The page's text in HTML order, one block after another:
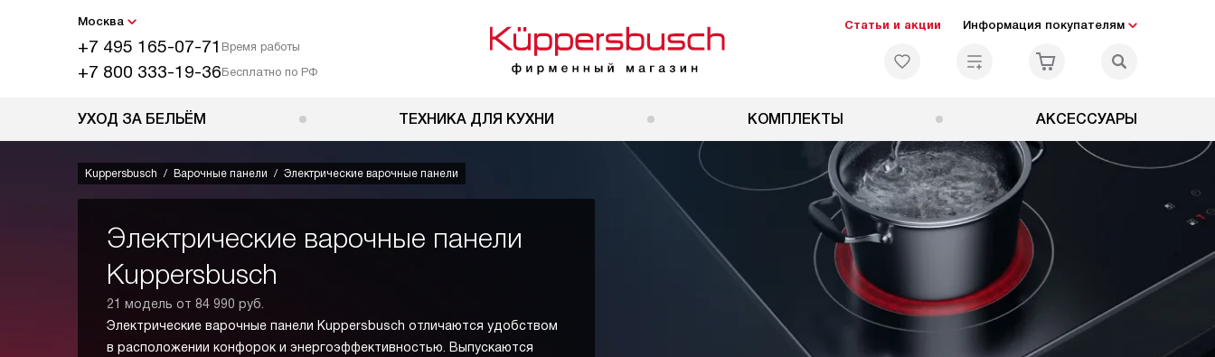
Москва
+7 495 165-07-71 Время работы
+7 800 333-19-36Бесплатно по РФ
Статьи и акции Информация покупателям
УХОД ЗА БЕЛЬЁМ ТЕХНИКА ДЛЯ КУХНИ КОМПЛЕКТЫ АКСЕССУАРЫ
Kuppersbusch Варочные панели Электрические варочные панели
Электрические варочные панели
Kuppersbusch
21 модель от 84 990 руб.
Электрические варочные панели Kuppersbusch отличаются удобством
в расположении конфорок и энергоэффективностью. Выпускаются